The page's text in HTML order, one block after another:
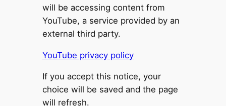
will be accessing content from
YouTube, a service provided by an
external third party.
YouTube privacy policy
If you accept this notice, your
choice will be saved and the page
will refresh.